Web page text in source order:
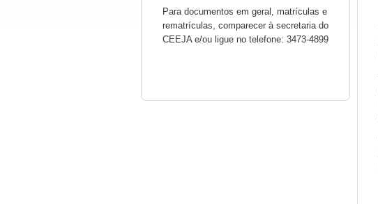
Para documentos em geral, matrículas e
rematrículas, comparecer à secretaria do
CEEJA e/ou ligue no telefone: 3473-4899